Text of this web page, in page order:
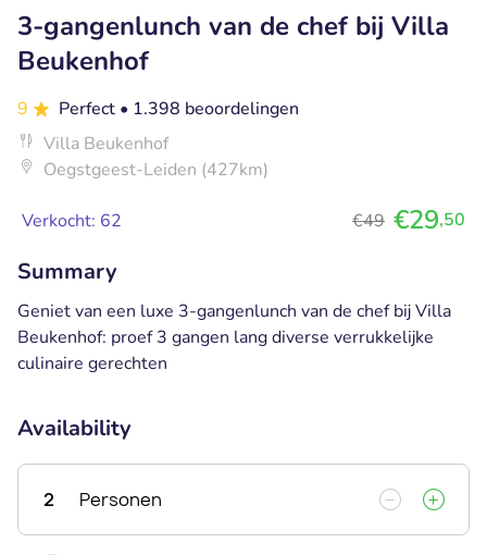
3-gangenlunch van de chef bij Villa
Beukenhof
9 Perfect • 1.398 beoordelingen
Villa Beukenhof
Oegstgeest-Leiden (427km)
Verkocht: 62 €49 €29,50
Summary
Geniet van een luxe 3-gangenlunch van de chef bij Villa
Beukenhof: proef 3 gangen lang diverse verrukkelijke
culinaire gerechten
Availability
2 Personen